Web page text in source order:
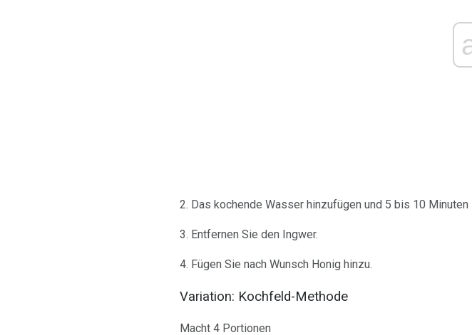
2. Das kochende Wasser hinzufügen und 5 bis 10
3. Entfernen Sie den Ingwer.
4. Fügen Sie nach Wunsch Honig hinzu.
Variation: Kochfeld-Methode
Macht 4 Portionen